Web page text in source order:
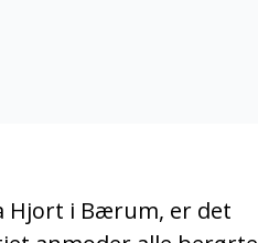
Hjort i Bærum, er det